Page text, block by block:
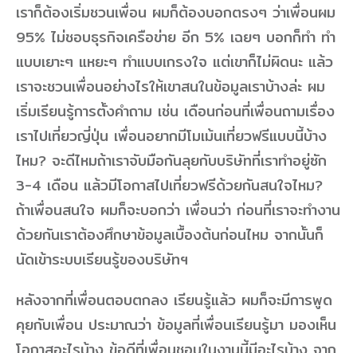
เราก็ต้องเริ่มชวนเพื่อน ผมก็ต้องบอกตรงๆ ว่าเพื่อนผม
95% ไม่ชอบธุรกิจเครือข่าย อีก 5% เฉยๆ บอกก็ทำ ทำ
แบบเยาะๆ แหยะๆ ทำแบบเกรงใจ แต่เขาก็ไม่ผิดนะ แล้ว
เราจะชวนเพื่อนอย่างไรให้เขาสนในข้อมูลเราบ้างล่ะ ผม
เริ่มเรียนรู้การตั้งคำถาม เช่น เดือนก่อนที่เพื่อนถามเรื่อง
เราไปเที่ยวญี่ปุ่น เพื่อนอยากมีโมเม้นเที่ยวฟรีแบบนี้บ้าง
ไหม? จะดีไหมถ้าเราจับมือกันลุยกับบริษัทที่เราทำอยู่ซัก
3-4 เดือน แล้วมีโอกาสไปเที่ยวฟรีด้วยกันสนใจไหม?
ถ้าเพื่อนสนใจ ผมก็จะบอกว่า เพื่อนว่า ก่อนที่เราจะทำงาน
ด้วยกันเราต้องศึกษาข้อมูลเบื้องต้นก่อนไหม จากนั้นก็
นัดเข้าระบบเรียนรู้ของบริษัทฯ
หลังจากที่เพื่อนตอบตกลง เรียนรู้แล้ว ผมก็จะมีการพูด
คุยกับเพื่อน ประมาณว่า ข้อมูลที่เพื่อนเรียนรู้มา มองเห็น